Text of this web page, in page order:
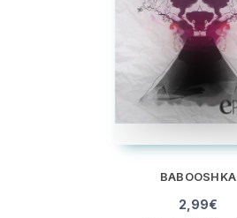
BABOOSHKA
2,99€